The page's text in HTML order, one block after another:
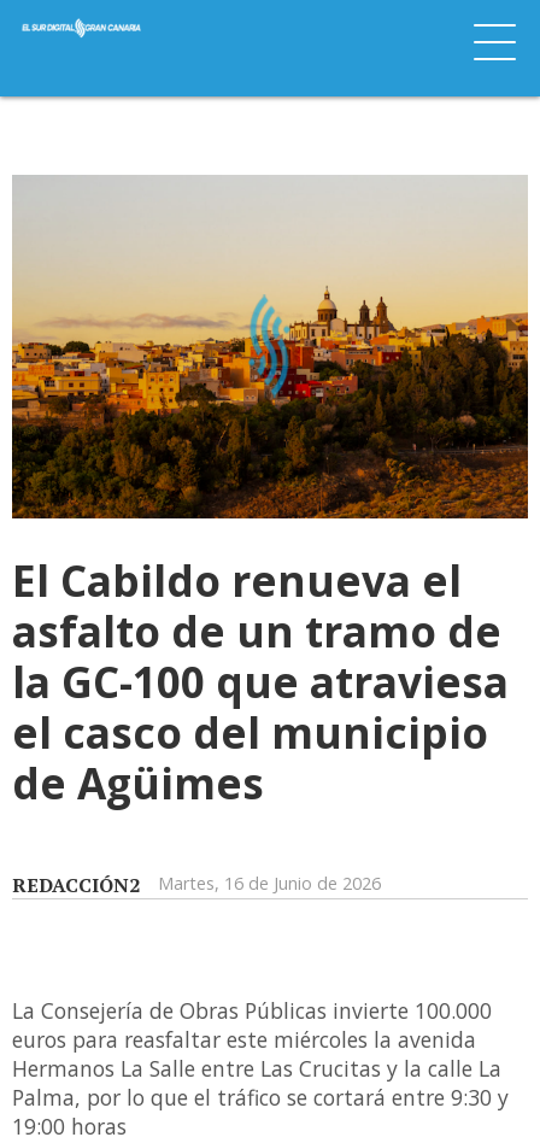
El Cabildo renueva el
asfalto de un tramo de
la GC-100 que atraviesa
el casco del municipio
de Agüimes
REDACCIÓN2 Martes, 16 de Junio de 2026
La Consejería de Obras Públicas invierte 100.000
euros para reasfaltar este miércoles la avenida
Hermanos La Salle entre Las Crucitas y la calle La
Palma, por lo que el tráfico se cortará entre 9:30 y
19:00 horas